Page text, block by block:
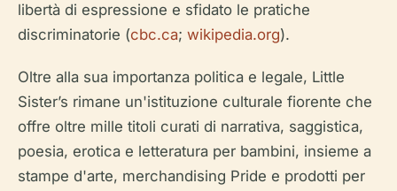
libertà di espressione e sfidato le pratiche
discriminatorie (cbc.ca; wikipedia.org).
Oltre alla sua importanza politica e legale, Little
Sister’s rimane un'istituzione culturale fiorente che
offre oltre mille titoli curati di narrativa, saggistica,
poesia, erotica e letteratura per bambini, insieme a
stampe d'arte, merchandising Pride e prodotti per